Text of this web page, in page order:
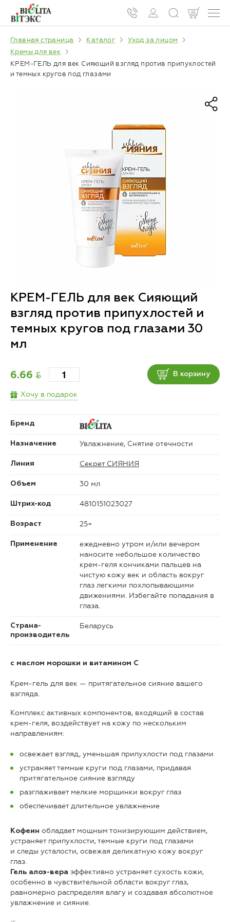
Главная страница Каталог
Уход за лицом
Кремы для век
КРЕМ-ГЕЛЬ для век Сияющий взгляд против припухлостей
и темных кругов под глазами
КРЕМ-ГЕЛЬ для век Сияющий
взгляд против припухлостей и
темных кругов под глазами 30
мл
6.66 BYN В корзину
Хочу в подарок
Бренд
Назначение Увлажнение, Снятие отечности
Линия Секрет СИЯНИЯ
Объем 30 мл
Штрих-код 4810151023027
Возраст 25+
Применение
ежедневно утром и/или вечером
наносите небольшое количество
крем-геля кончиками пальцев на
чистую кожу век и область вокруг
глаз легкими похлопывающими
движениями. Избегайте попадания в
глаза.
Страна-
производитель
Беларусь
с маслом морошки и витамином С
Крем-гель для век — притягательное сияние вашего
взгляда.
Комплекс активных компонентов, входящий в состав
крем-геля, воздействует на кожу по нескольким
направлениям:
освежает взгляд, уменьшая припухлости под глазами
устраняет темные круги под глазами, придавая
притягательное сияние взгляду
разглаживает мелкие морщинки вокруг глаз
обеспечивает длительное увлажнение
Кофеин обладает мощным тонизирующим действием,
устраняет припухлости, темные круги под глазами
и следы усталости, освежая деликатную кожу вокруг
глаз.
Гель алоэ-вера эффективно устраняет сухость кожи,
особенно в чувствительной области вокруг глаз,
равномерно распределяя влагу и создавая абсолютное
увлажнение и сияние.